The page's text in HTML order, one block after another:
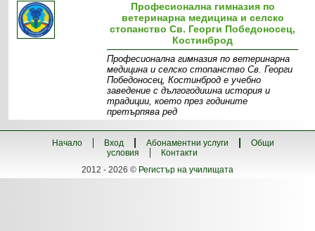
Професионална гимназия по
ветеринарна медицина и селско
стопанство Св. Георги Победоносец,
Костинброд
Професионална гимназия по ветеринарна
медицина и селско стопанство Св. Георги
Победоносец, Костинброд е учебно
заведение с дългогодишна история и
традиции, което през годините
претърпява ред
Начало Вход Абонаментни услуги
Общи
условия
Контакти
2012 - 2026 © Регистър на училищата